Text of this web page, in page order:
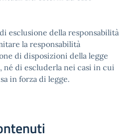
esclusione della responsabilità
la responsabilità
di disposizioni della legge
né di escluderla nei casi in cui
in forza di legge.